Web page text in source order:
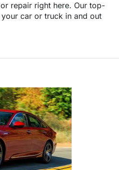
repair right here. Our top-
car or truck in and out